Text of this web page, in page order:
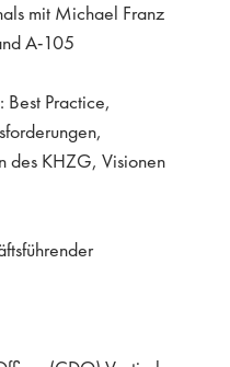
mit Michael Franz
A-105
Best Practice,
des KHZG, Visionen